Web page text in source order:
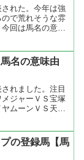
れた。今年は強
で荒れそうな雰
回は馬名の意味
のが大きいので
の出...
名の意味由
れました。注目
ジャーＶＳ宝塚
ムーンＶＳ天皇
ダイワメジャーは
た。...
の登録馬【馬